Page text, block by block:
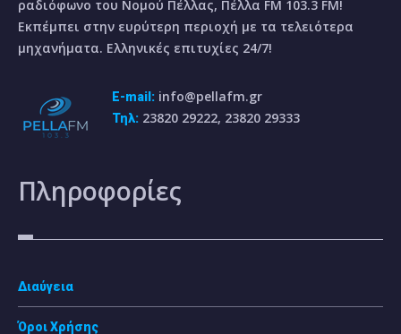
ραδιόφωνο του Νομού Πέλλας, Πέλλα FM 103.3 FM!
Εκπέμπει στην ευρύτερη περιοχή με τα τελειότερα
μηχανήματα. Ελληνικές επιτυχίες 24/7!
E-mail: info@pellafm.gr
Τηλ: 23820 29222, 23820 29333
Πληροφορίες
Διαύγεια
Όροι Χρήσης